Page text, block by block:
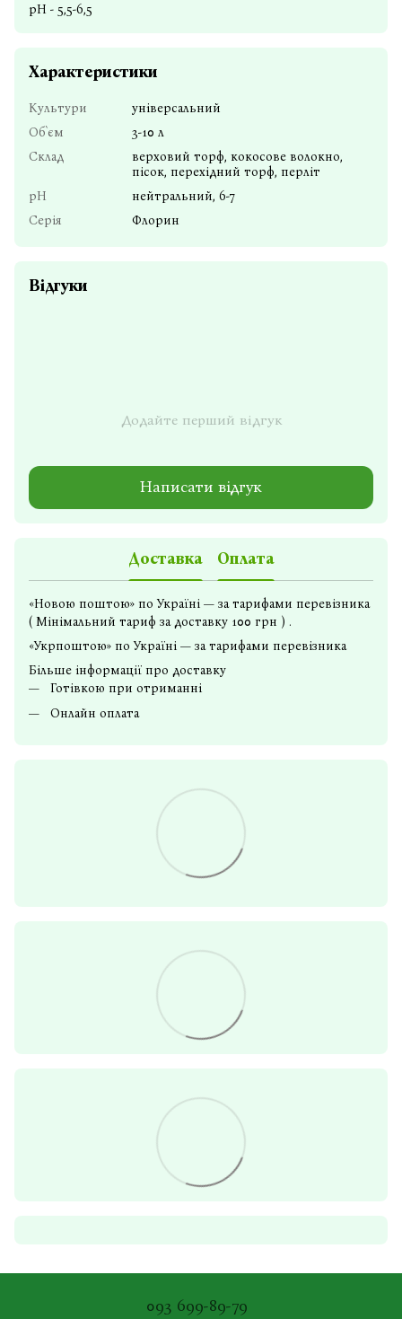
рН - 5,5-6,5
Характеристики
Культури
універсальний
Об`єм
3-10 л
Склад
верховий торф, кокосове волокно,
пісок, перехідний торф, перліт
pH
нейтральний, 6-7
Серія
Флорин
Відгуки
Додайте перший відгук
Написати відгук
Доставка Оплата
«Новою поштою» по Україні — за тарифами перевізника
( Мінімальний тариф за доставку 100 грн ) .
«Укрпоштою» по Україні — за тарифами перевізника
Більше інформації про доставку
Готівкою при отриманні
Онлайн оплата
093 699-89-79